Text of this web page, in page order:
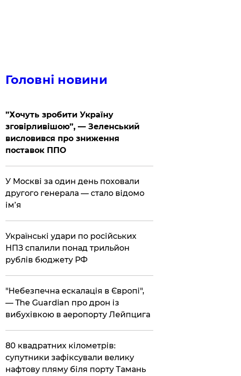
Головні новини
​”Хочуть зробити Україну
зговірливішою”, — Зеленський
висловився про зниження
поставок ППО
​У Москві за один день поховали
другого генерала — стало відомо
ім’я
​Українські удари по російських
НПЗ спалили понад трильйон
рублів бюджету РФ
​"Небезпечна ескалація в Європі",
— The Guardian про дрон із
вибухівкою в аеропорту Лейпцига
​80 квадратних кілометрів:
супутники зафіксували велику
нафтову пляму біля порту Тамань